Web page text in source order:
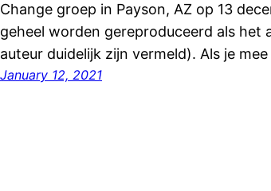
Change groep in Payson, AZ op 13
geheel worden gereproduceerd als het
auteur duidelijk zijn vermeld). Als je
January 12, 2021